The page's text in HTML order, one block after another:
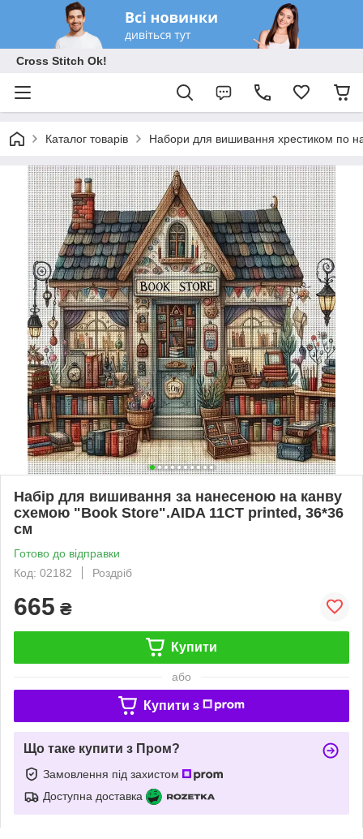
Cross Stitch Ok!
Каталог товарів Набори для вишивання хрестиком по
Набір для вишивання за нанесеною на канву
схемою "Book Store".AIDA 11CT printed, 36*36
см
Готово до відправки
Код: 02182
Роздріб
665 ₴
Купити
або
Купити з
Що таке купити з Пром?
Замовлення під захистом
Доступна доставка